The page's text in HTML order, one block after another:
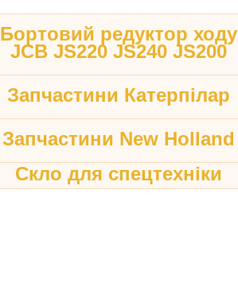
Бортовий редуктор ходу
JCB JS220 JS240 JS200
Запчастини Катерпілар
Запчастини New Holland
Скло для спецтехніки